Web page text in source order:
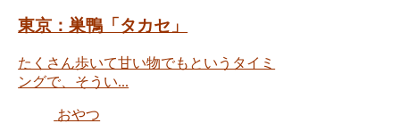
東京：巣鴨「タカセ」
たくさん歩いて甘い物でもというタイミ
ングで、そうい...
おやつ